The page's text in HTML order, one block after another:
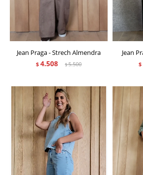
Jean Praga - Strech Almendra
$ 4.508 $5.500
Jean
$